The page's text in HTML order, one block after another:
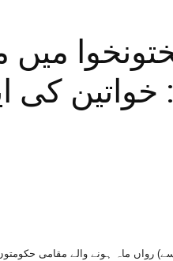
: خواتین کی